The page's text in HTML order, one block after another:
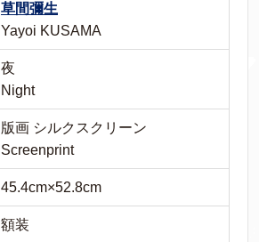
草間彌生
Yayoi KUSAMA
夜
Night
版画 シルクスクリーン
Screenprint
45.4cm×52.8cm
額装